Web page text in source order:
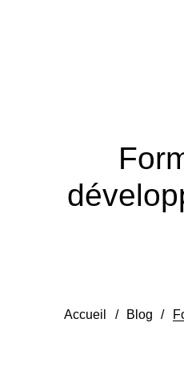
Accueil / Blog /